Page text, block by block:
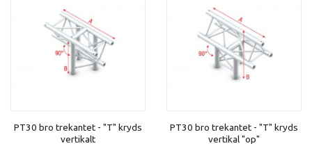
PT30 bro trekantet - "T" kryds
vertikalt
PT30 bro trekantet - "T" kryds
vertikal "op"